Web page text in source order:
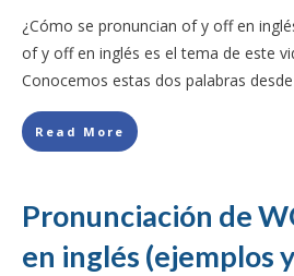
¿Cómo se pronuncian of y off en
of y off en inglés es el tema de este
Conocemos estas dos palabras desde
Read More
Pronunciación de
en inglés (ejemplos